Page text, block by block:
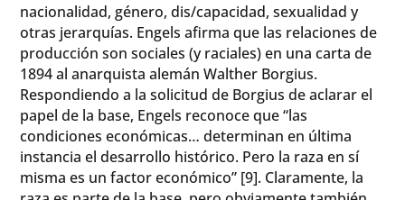
nacionalidad, género, dis/capacidad, sexualidad y
otras jerarquías. Engels afirma que las relaciones de
producción son sociales (y raciales) en una carta de
1894 al anarquista alemán Walther Borgius.
Respondiendo a la solicitud de Borgius de aclarar el
papel de la base, Engels reconoce que “las
condiciones económicas… determinan en última
instancia el desarrollo histórico. Pero la raza en sí
misma es un factor económico” [9]. Claramente, la